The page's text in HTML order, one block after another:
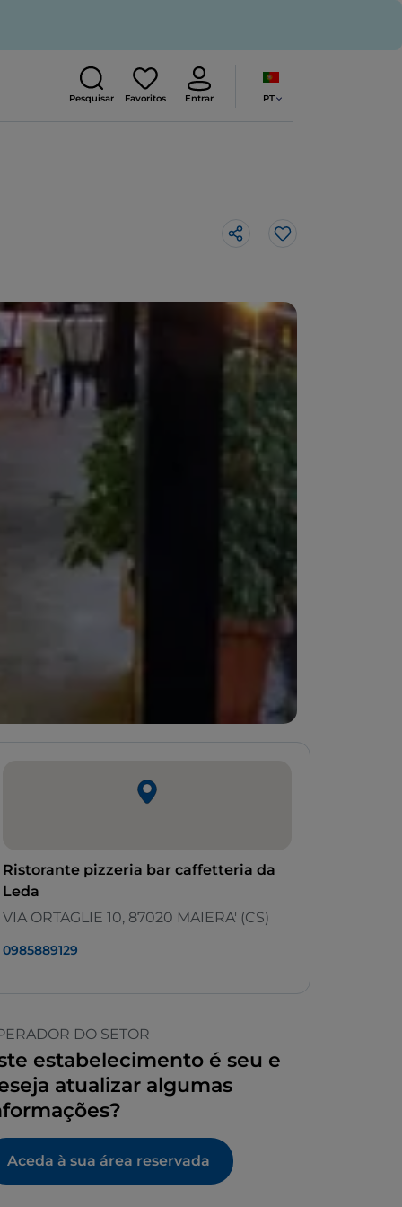
Pesquisar Favoritos Entrar PT
Gosto
Ristorante pizzeria bar caffetteria da
Leda
VIA ORTAGLIE 10, 87020 MAIERA' (CS)
0985889129
DO SETOR
estabelecimento é seu e
atualizar algumas
Aceda à sua área reservada